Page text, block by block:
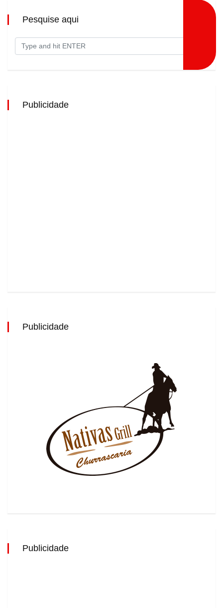
Pesquise aqui
Publicidade
Publicidade
Publicidade